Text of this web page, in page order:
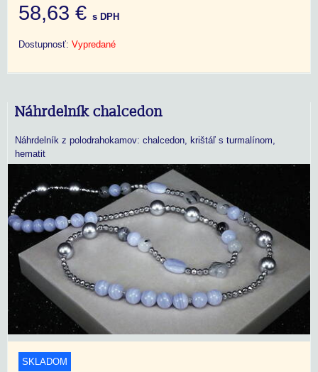
58,63 € s DPH
Dostupnosť: Vypredané
Náhrdelník chalcedon
Náhrdelník z polodrahokamov: chalcedon, krištáľ s turmalínom,
hematit
SKLADOM